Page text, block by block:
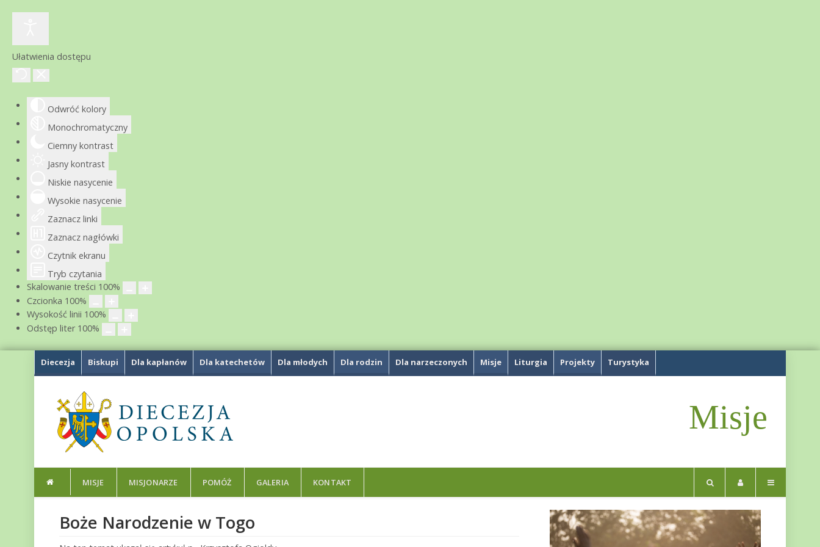
Ułatwienia dostępu
Odwróć kolory
Monochromatyczny
Ciemny kontrast
Jasny kontrast
Niskie nasycenie
Wysokie nasycenie
Zaznacz linki
Zaznacz nagłówki
Czytnik ekranu
Tryb czytania
Skalowanie treści 100%
Czcionka 100%
Wysokość linii 100%
Odstęp liter 100%
Diecezja Biskupi Dla kapłanów Dla katechetów Dla młodych Dla rodzin Dla narzeczonych Misje Liturgia Projekty Turystyka
Misje
MISJE MISJONARZE POMÓŻ GALERIA KONTAKT
Boże Narodzenie w Togo